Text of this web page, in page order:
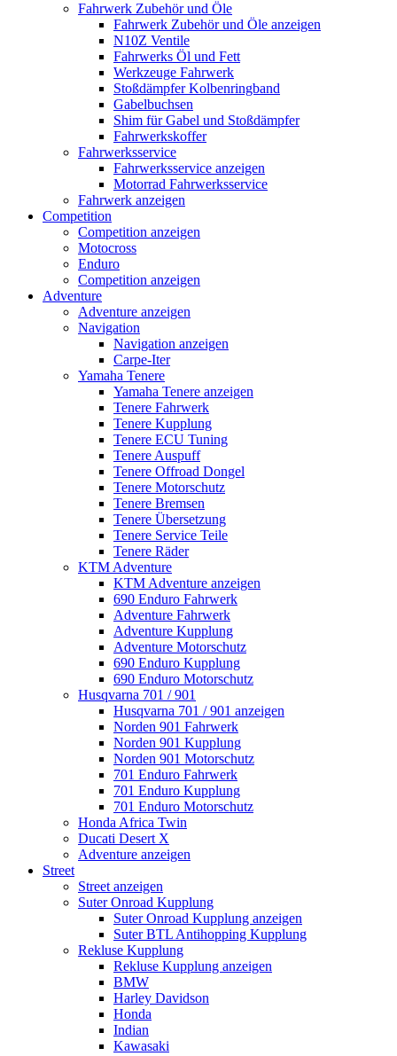
Fahrwerk Zubehör und Öle
Fahrwerk Zubehör und Öle anzeigen
N10Z Ventile
Fahrwerks Öl und Fett
Werkzeuge Fahrwerk
Stoßdämpfer Kolbenringband
Gabelbuchsen
Shim für Gabel und Stoßdämpfer
Fahrwerkskoffer
Fahrwerksservice
Fahrwerksservice anzeigen
Motorrad Fahrwerksservice
Fahrwerk anzeigen
Competition
Competition anzeigen
Motocross
Enduro
Competition anzeigen
Adventure
Adventure anzeigen
Navigation
Navigation anzeigen
Carpe-Iter
Yamaha Tenere
Yamaha Tenere anzeigen
Tenere Fahrwerk
Tenere Kupplung
Tenere ECU Tuning
Tenere Auspuff
Tenere Offroad Dongel
Tenere Motorschutz
Tenere Bremsen
Tenere Übersetzung
Tenere Service Teile
Tenere Räder
KTM Adventure
KTM Adventure anzeigen
690 Enduro Fahrwerk
Adventure Fahrwerk
Adventure Kupplung
Adventure Motorschutz
690 Enduro Kupplung
690 Enduro Motorschutz
Husqvarna 701 / 901
Husqvarna 701 / 901 anzeigen
Norden 901 Fahrwerk
Norden 901 Kupplung
Norden 901 Motorschutz
701 Enduro Fahrwerk
701 Enduro Kupplung
701 Enduro Motorschutz
Honda Africa Twin
Ducati Desert X
Adventure anzeigen
Street
Street anzeigen
Suter Onroad Kupplung
Suter Onroad Kupplung anzeigen
Suter BTL Antihopping Kupplung
Rekluse Kupplung
Rekluse Kupplung anzeigen
BMW
Harley Davidson
Honda
Indian
Kawasaki